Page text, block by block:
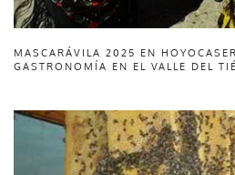
MASCARÁVILA 2025 EN
GASTRONOMÍA EN EL VALLE DEL